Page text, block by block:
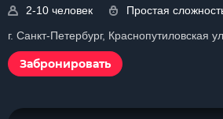
2-10 человек
Простая
г. Санкт-Петербург, Краснопутиловская
Забронировать